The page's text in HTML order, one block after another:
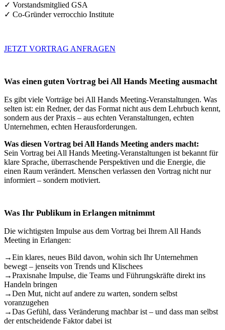
✓ Vorstandsmitglied GSA
✓ Co-Gründer verrocchio Institute
JETZT VORTRAG ANFRAGEN
Was einen guten Vortrag bei All Hands Meeting ausmacht
Es gibt viele Vorträge bei All Hands Meeting-Veranstaltungen. Was
selten ist: ein Redner, der das Format nicht aus dem Lehrbuch kennt,
sondern aus der Praxis – aus echten Veranstaltungen, echten
Unternehmen, echten Herausforderungen.
Was diesen Vortrag bei All Hands Meeting anders macht:
Sein Vortrag bei All Hands Meeting-Veranstaltungen ist bekannt für
klare Sprache, überraschende Perspektiven und die Energie, die
einen Raum verändert. Menschen verlassen den Vortrag nicht nur
informiert – sondern motiviert.
Was Ihr Publikum in Erlangen mitnimmt
Die wichtigsten Impulse aus dem Vortrag bei Ihrem All Hands
Meeting in Erlangen:
→Ein klares, neues Bild davon, wohin sich Ihr Unternehmen
bewegt – jenseits von Trends und Klischees
→Praxisnahe Impulse, die Teams und Führungskräfte direkt ins
Handeln bringen
→Den Mut, nicht auf andere zu warten, sondern selbst
voranzugehen
→Das Gefühl, dass Veränderung machbar ist – und dass man selbst
der entscheidende Faktor dabei ist